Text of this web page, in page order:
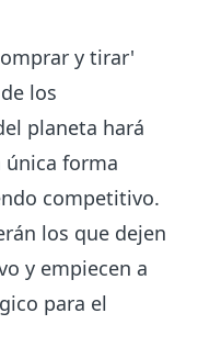
y tirar'
los
planeta hará
única forma
competitivo.
los que dejen
y empiecen a
para el